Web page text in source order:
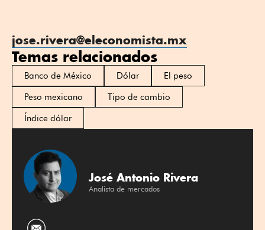
jose.rivera@eleconomista.mx
Temas relacionados
Banco de México Dólar
El peso
Peso mexicano
Tipo de cambio
Índice dólar
José Antonio Rivera
Analista de mercados